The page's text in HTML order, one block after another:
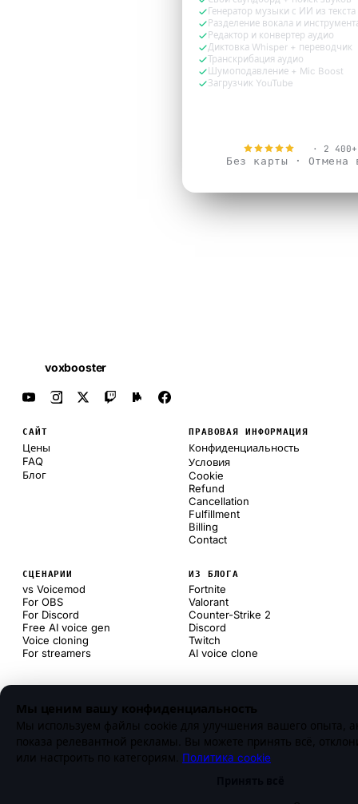
Генератор музыки с ИИ из текста
Разделение вокала и
Редактор и конвертер аудио
Диктовка Whisper + переводчик
Транскрибация аудио
Шумоподавление + Mic Boost
Загрузчик YouTube
· 2
Без карты · Отмена
voxbooster
САЙТ
Цены
FAQ
Блог
ПРАВОВАЯ ИНФОРМАЦИЯ
Конфиденциальность
Условия
Cookie
Refund
Cancellation
Fulfillment
Billing
Contact
СЦЕНАРИИ
vs Voicemod
For OBS
For Discord
Free AI voice gen
Voice cloning
For streamers
ИЗ БЛОГА
Fortnite
Valorant
Counter-Strike 2
Discord
Twitch
AI voice clone
Мы ценим вашу конфиденциальность
Мы используем файлы cookie для улучшения вашего опыта,
показа релевантной рекламы. Вы можете принять всё,
или настроить по категориям. Политика cookie